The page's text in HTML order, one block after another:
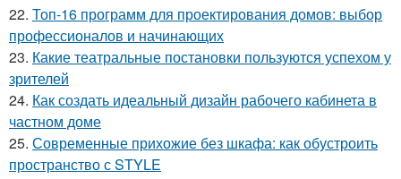
22. Топ-16 программ для проектирования домов: выбор
профессионалов и начинающих
23. Какие театральные постановки пользуются успехом у
зрителей
24. Как создать идеальный дизайн рабочего кабинета в
частном доме
25. Современные прихожие без шкафа: как обустроить
пространство с STYLE